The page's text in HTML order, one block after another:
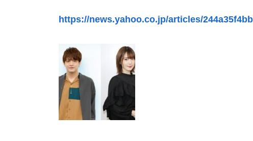
https://news.yahoo.co.jp/articles/